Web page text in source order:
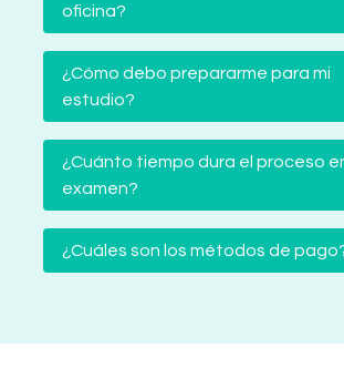
oficina?
¿Cómo debo prepararme para mi
estudio?
¿Cuánto tiempo dura el proceso
examen?
¿Cuáles son los métodos de